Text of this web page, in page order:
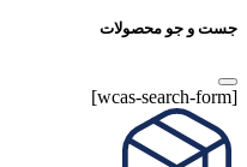
جست و جو محصولات
[wcas-search-form]